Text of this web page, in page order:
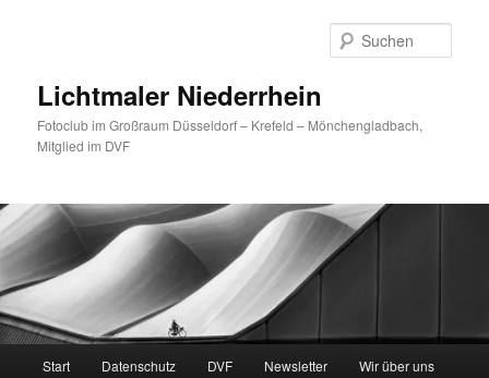
Lichtmaler Niederrhein
Fotoclub im Großraum Düsseldorf – Krefeld – Mönchengladbach,
Mitglied im DVF
Start Datenschutz DVF Newsletter Wir über uns